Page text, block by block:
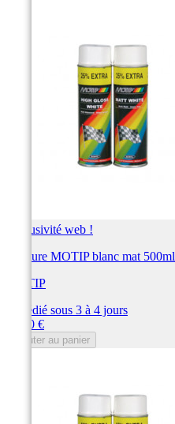
Exclusivité web !
Peinture MOTIP blanc mat 500ml
MOTIP
Expédié sous 3 à 4 jours
23,80 €
Ajouter au panier